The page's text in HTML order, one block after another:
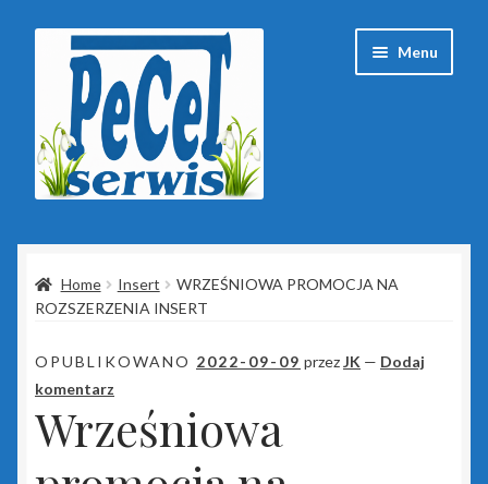
Przejdź
nawigacji
Przejdź
treści
Menu
Baza wiedzy
ESET
Home Insert
WRZEŚNIOWA PROMOCJA NA
ROZSZERZENIA INSERT
OPUBLIKOWANO 2022-09-09 przezJK — Dodaj
komentarz
Wrześniowa